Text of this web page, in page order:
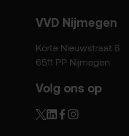
VVD Nijmegen
Korte Nieuwstraat 6
6511 PP Nijmegen
Volg ons op